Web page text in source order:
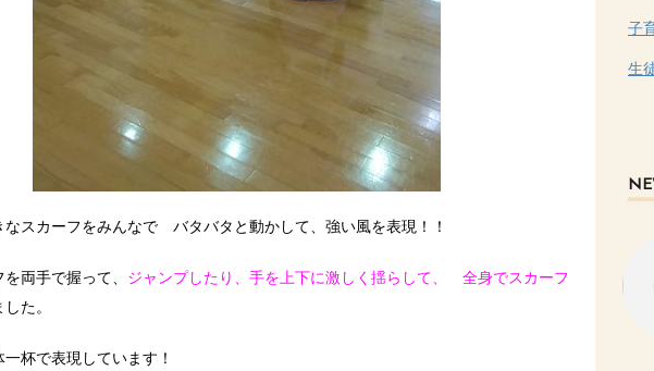
なスカーフをみんなで バタバタと動かして、強い風を表現！！
両手で握って、 ジャンプしたり、手を上下に激しく揺らして、 全身でスカーフ
た。
杯で表現しています！
子
生